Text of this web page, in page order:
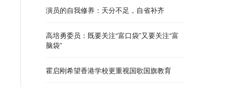
演员的自我修养：天分不足，自省补齐
高培勇委员：既要关注“富口袋”又要关注“富
脑袋”
霍启刚希望香港学校更重视国歌国旗教育